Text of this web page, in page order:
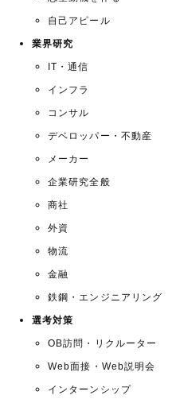
自己アピール
業界研究
IT・通信
インフラ
コンサル
デベロッパー・不動産
メーカー
企業研究全般
商社
外資
物流
金融
鉄鋼・エンジニアリング
選考対策
OB訪問・リクルーター
Web面接・Web説明会
インターンシップ